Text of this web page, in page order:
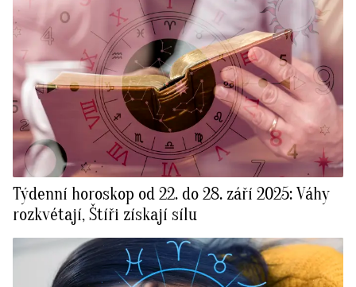
Týdenní horoskop od 22. do 28. září 2025: Váhy
rozkvétají, Štíři získají sílu